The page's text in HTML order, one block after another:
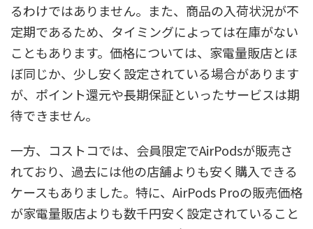
るわけではありません。また、商品の入荷状況が不
定期であるため、タイミングによっては在庫がない
こともあります。価格については、家電量販店とほ
ぼ同じか、少し安く設定されている場合があります
が、ポイント還元や長期保証といったサービスは期
待できません。
一方、コストコでは、会員限定でAirPodsが販売さ
れており、過去には他の店舗よりも安く購入できる
ケースもありました。特に、AirPods Proの販売価格
が家電量販店よりも数千円安く設定されていること